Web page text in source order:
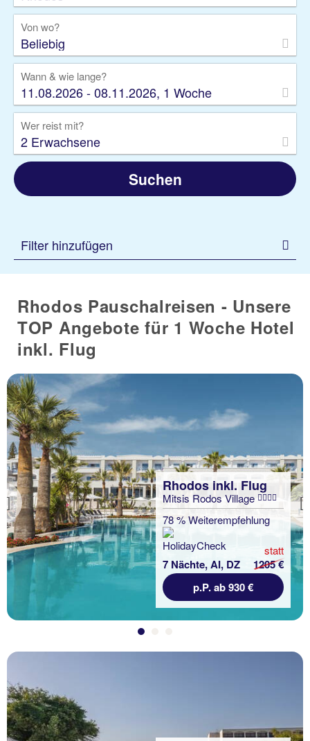
Gruppenreise
Camper Privattransfer
Von wo?
Beliebig
Wann & wie lange?
11.08.2026 - 08.11.2026, 1 Woche
Wer reist mit?
2 Erwachsene
Suchen
Filter hinzufügen
Rhodos Pauschalreisen - Unsere
TOP Angebote für 1 Woche Hotel
inkl. Flug
Previous
Rhodos inkl. Flug
Mitsis Rodos Village
78 % Weiterempfehlung
7 Nächte, AI, DZ
statt
1205 €
p.P. ab 930 €